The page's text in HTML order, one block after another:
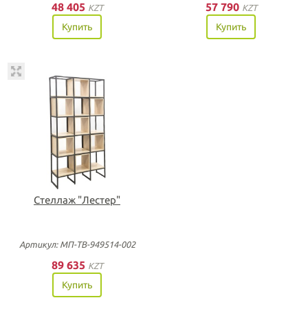
48 405 KZT
Купить
57 790 KZT
Купить
Стеллаж "Лестер"
Артикул: МП-ТВ-949514-002
89 635 KZT
Купить